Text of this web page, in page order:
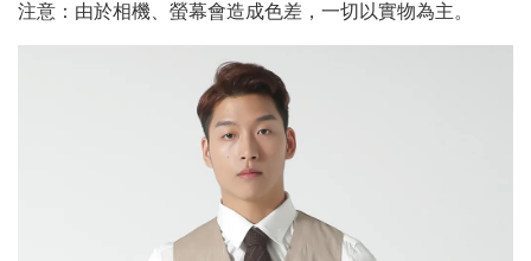
注意：由於相機、螢幕會造成色差，一切以實物為主。